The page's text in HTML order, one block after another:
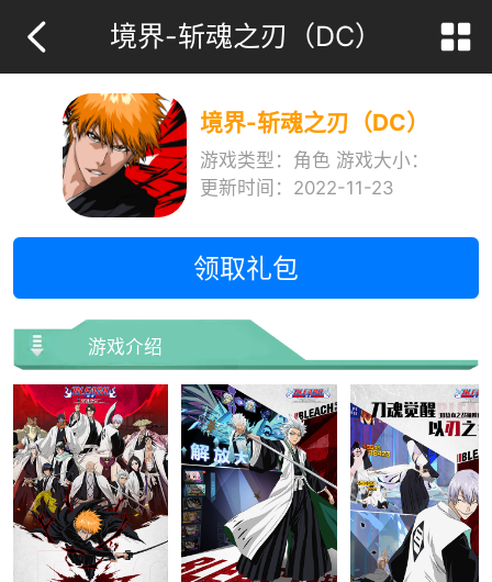
境界-斩魂之刃（DC）
境界-斩魂之刃（DC）
游戏类型： 角色 游戏大小：
更新时间： 2022-11-23
领取礼包
游戏介绍